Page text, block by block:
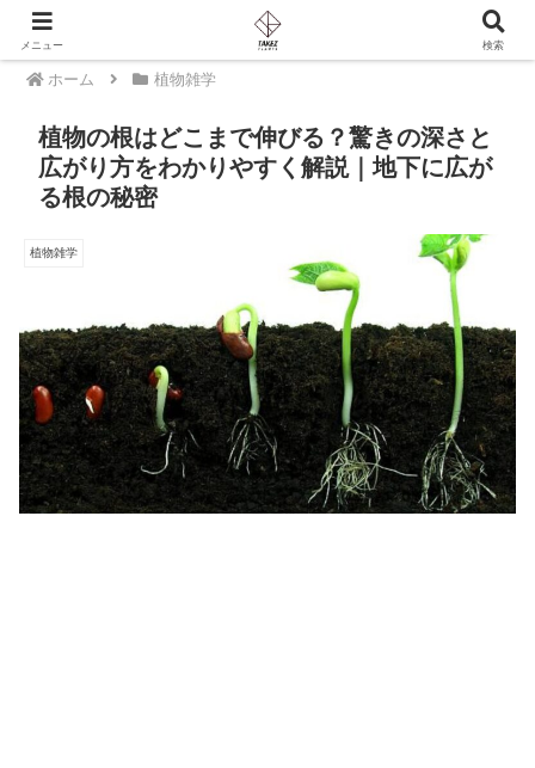
PR
ホーム 植物雑学
植物の根はどこまで伸びる？驚きの深さと
広がり方をわかりやすく解説｜地下に広が
る根の秘密
植物雑学
メニュー 検索